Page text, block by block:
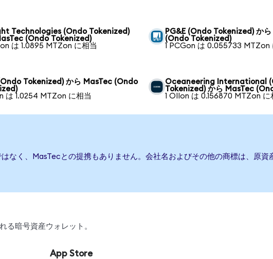
Technologies (Ondo Tokenized)
(Ondo Tokenized)
は 1.0895 MTZon に相当
PG&E (Ondo Tokenized) か
(Ondo Tokenized)
1 PCGon は 0.055733 MTZon
Tokenized) から MasTec (Ondo
は 1.0254 MTZon に相当
Oceaneering International
Tokenized) から MasTec
1 OIIon は 0.156870 MTZon に
なく、MasTecとの提携もありません。会社名およびその他の商標は、原資
る暗号資産ウォレット。
App Store